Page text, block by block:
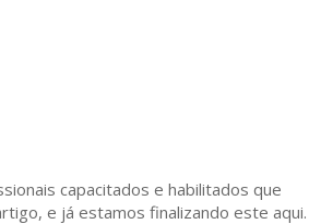
capacitados e habilitados que
e já estamos finalizando este aqui.